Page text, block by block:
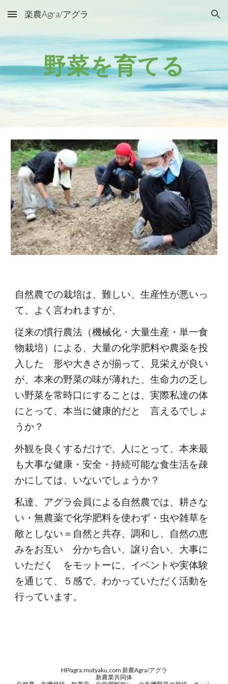
Skip to main content Skip to navigation
楽農Agra/アグラ
野菜を育てる
自然農での栽培は、難しい、生産性が悪いっ
て、よく言われますが、
従来の慣行農法（機械化・大量生産・単一食
物栽培）による、大量の化学肥料や農薬を投
入した　形や大きさが揃って、見栄えが良い
が、本来の野菜の味が薄れた、生命力の乏し
い野菜を常時口にすることは、実際私達の体
にとって、本当に健康的だと　言えるでしょ
うか？
外観を良くするだけで、人にとって、本来最
も大事な健康・安全・持続可能な食生活を疎
かにしては、いないでしょうか？
私達、アグラ会員による自然農では、耕さな
い・無農薬で化学肥料を使わず・虫や雑草を
敵としない＝自然と共存、調和し、自然の恵
みをお互い　分かち合い、譲り合い、大事に
いただく　をモットーに、イベントや実体験
を通じて、５感で、わかっていただく活動を
行っています。
HP/agra.mutyaku,com 新農Agra/アグラ
新農業共同体